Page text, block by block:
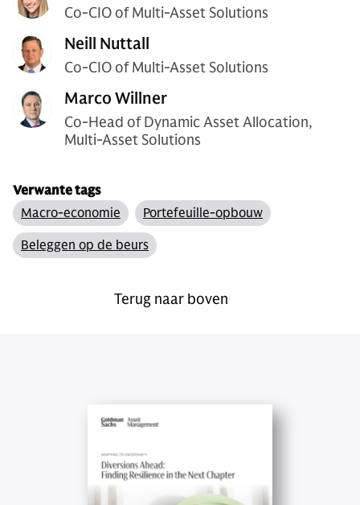
Co-CIO of Multi-Asset Solutions
Neill Nuttall
Co-CIO of Multi-Asset Solutions
Marco Willner
Co-Head of Dynamic Asset Allocation,
Multi-Asset Solutions
Verwante tags
Macro-economie
Portefeuille-opbouw
Beleggen op de beurs
Terug naar boven